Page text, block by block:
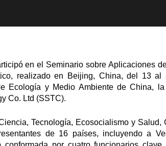
en el Seminario sobre Aplicaciones
realizado en Beijing, China, del 13
Ecología y Medio Ambiente de China,
Co. Ltd (SSTC).
Tecnología, Ecosocialismo y
de 16 países, incluyendo a